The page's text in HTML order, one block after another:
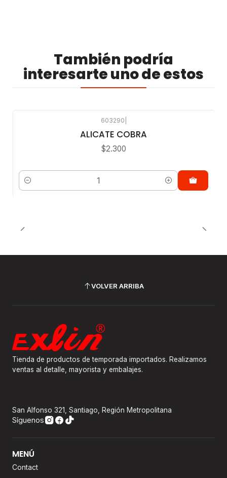
También podría
interesarte uno de estos
603290
ALICATE COBRA
$2.300
Cantidad
VOLVER ARRIBA
Tienda de productos de temporada importados. Realizamos
ventas al detalle, mayorista y embalajes.
San Alfonso 321, Santiago, Región Metropolitana
Síguenos
MENÚ
Contact